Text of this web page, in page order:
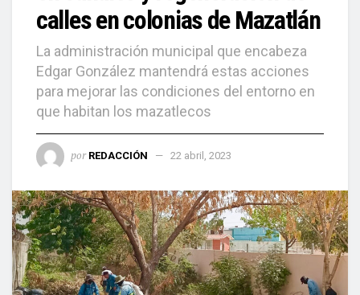
calles en colonias de Mazatlán
La administración municipal que encabeza
Edgar González mantendrá estas acciones
para mejorar las condiciones del entorno en
que habitan los mazatlecos
por REDACCIÓN 22 abril, 2023